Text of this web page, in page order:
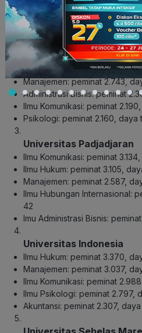
Manajemen: peminat 3.119,
Ilmu Komunikasi: peminat
Akuntansi: peminat 2.108,
Universitas Brawijaya
Ilmu Hukum: peminat 2.992,
Manajemen: peminat 2.743,
Administrasi Bisnis: peminat
Ilmu Komunikasi: peminat
Psikologi: peminat 2.160, daya
Universitas Padjadjaran
Ilmu Komunikasi: peminat
Ilmu Hukum: peminat 3.105,
Manajemen: peminat 2.587,
Ilmu Hubungan Internasional:
42
Imu Administrasi Bisnis:
Universitas Indonesia
Ilmu Hukum: peminat 3.370,
Manajemen: peminat 3.037,
Ilmu Komunikasi: peminat
Ilmu Psikologi: peminat 2.797,
Akuntansi: peminat 2.307,